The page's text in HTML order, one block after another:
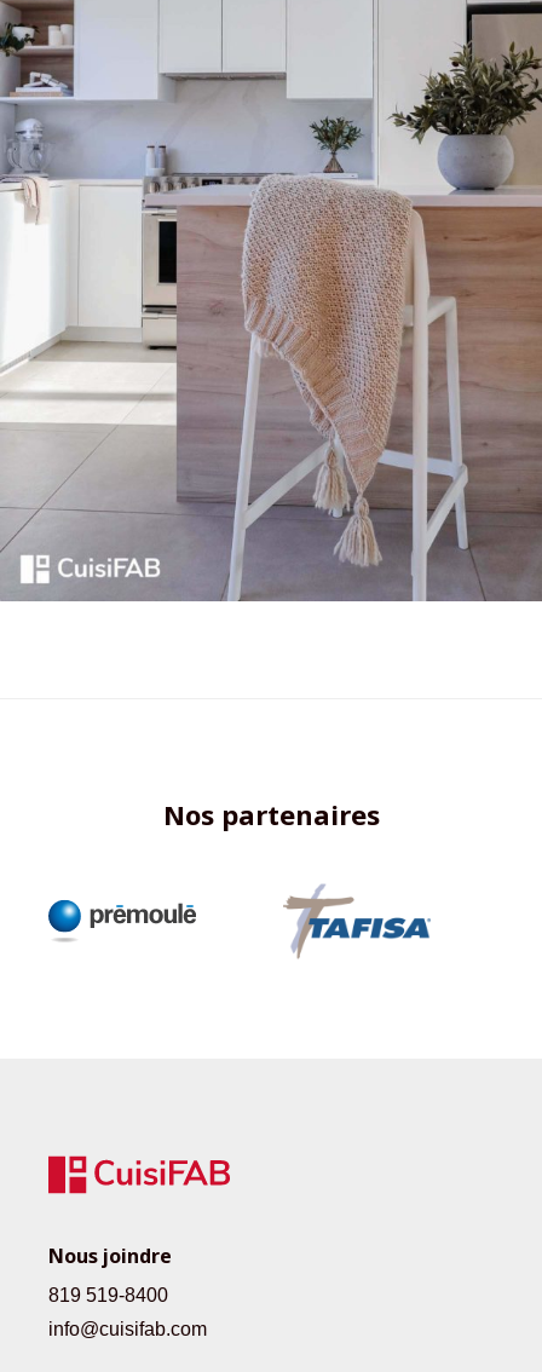
Nos partenaires
Nous joindre
819 519-8400
info@cuisifab.com